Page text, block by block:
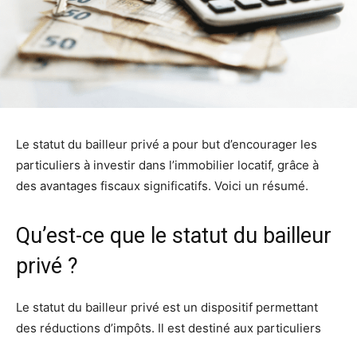
Le statut du bailleur privé a pour but d’encourager les
particuliers à investir dans l’immobilier locatif, grâce à
des avantages fiscaux significatifs. Voici un résumé.
Qu’est-ce que le statut du bailleur
privé ?
Le statut du bailleur privé est un dispositif permettant
des réductions d’impôts. Il est destiné aux particuliers